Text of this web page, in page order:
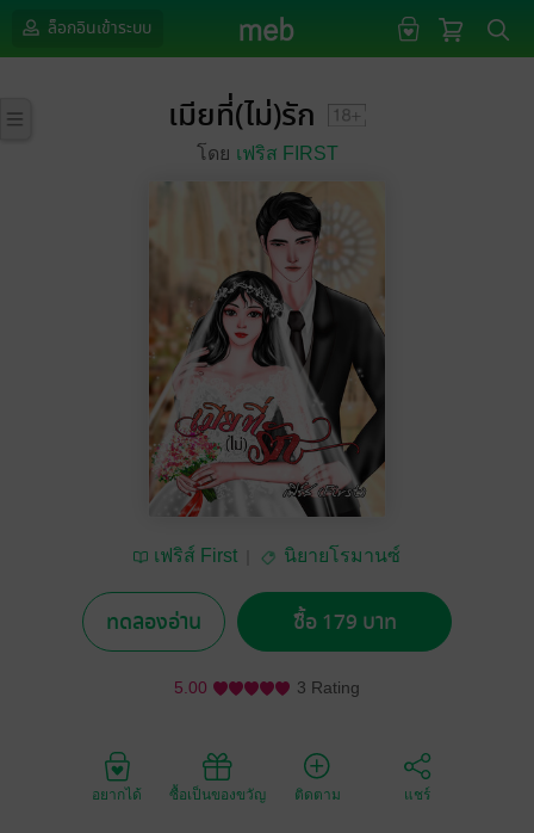
ล็อกอินเข้าระบบ
เมียที่(ไม่)รัก
โดย เฟริส FIRST
เฟริส์ First นิยายโรมานซ์
ทดลองอ่าน ซื้อ 179 บาท
5.00 3 Rating
อยากได้ ซื้อเป็นของขวัญ ติดตาม แชร์